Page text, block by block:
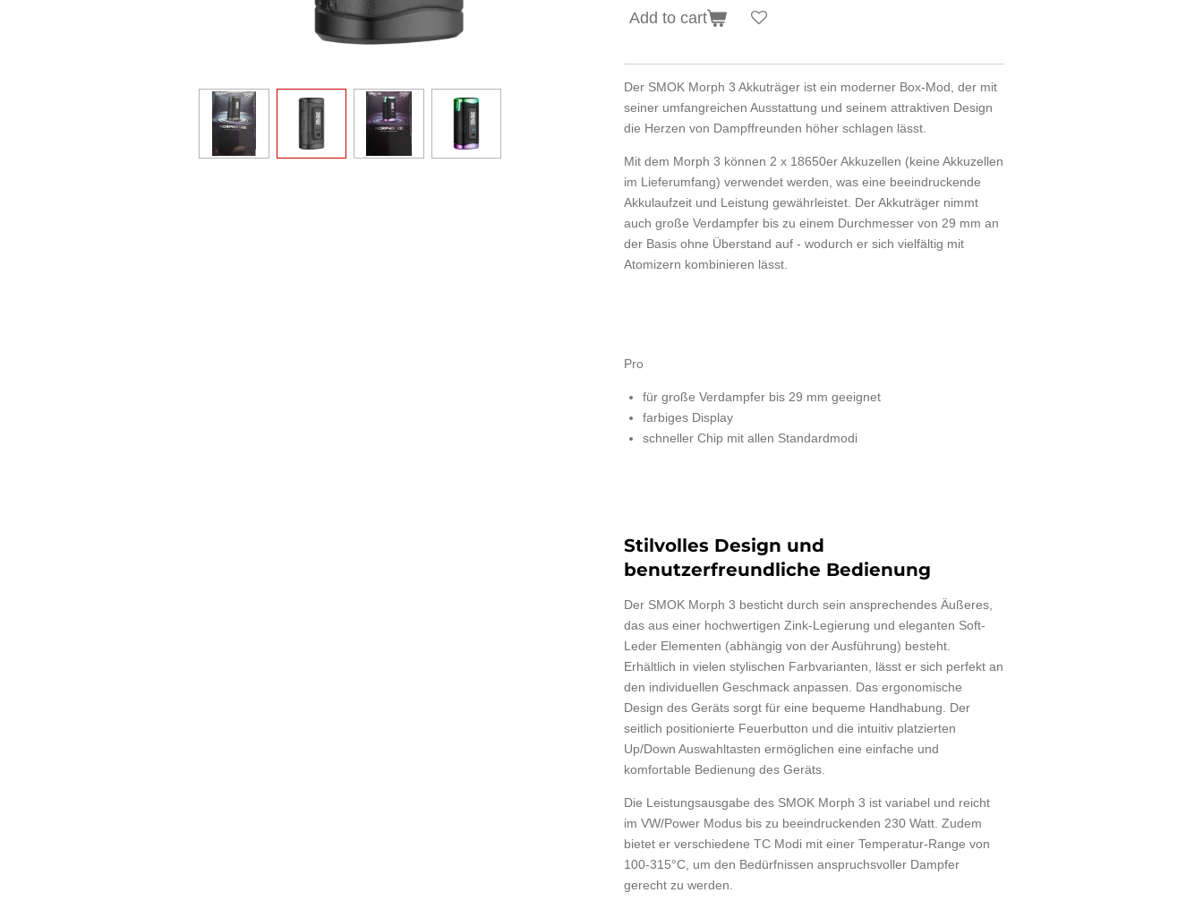
Add to cart
Der SMOK Morph 3 Akkuträger ist ein moderner Box-Mod, der mit
seiner umfangreichen Ausstattung und seinem attraktiven Design
die Herzen von Dampffreunden höher schlagen lässt.
Mit dem Morph 3 können 2 x 18650er Akkuzellen (keine Akkuzellen
im Lieferumfang) verwendet werden, was eine beeindruckende
Akkulaufzeit und Leistung gewährleistet. Der Akkuträger nimmt
auch große Verdampfer bis zu einem Durchmesser von 29 mm an
der Basis ohne Überstand auf - wodurch er sich vielfältig mit
Atomizern kombinieren lässt.
Pro
für große Verdampfer bis 29 mm geeignet
farbiges Display
schneller Chip mit allen Standardmodi
Stilvolles Design und
benutzerfreundliche Bedienung
Der SMOK Morph 3 besticht durch sein ansprechendes Äußeres,
das aus einer hochwertigen Zink-Legierung und eleganten Soft-
Leder Elementen (abhängig von der Ausführung) besteht.
Erhältlich in vielen stylischen Farbvarianten, lässt er sich perfekt an
den individuellen Geschmack anpassen. Das ergonomische
Design des Geräts sorgt für eine bequeme Handhabung. Der
seitlich positionierte Feuerbutton und die intuitiv platzierten
Up/Down Auswahltasten ermöglichen eine einfache und
komfortable Bedienung des Geräts.
Die Leistungsausgabe des SMOK Morph 3 ist variabel und reicht
im VW/Power Modus bis zu beeindruckenden 230 Watt. Zudem
bietet er verschiedene TC Modi mit einer Temperatur-Range von
100-315°C, um den Bedürfnissen anspruchsvoller Dampfer
gerecht zu werden.